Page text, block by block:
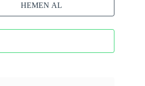
HEMEN AL